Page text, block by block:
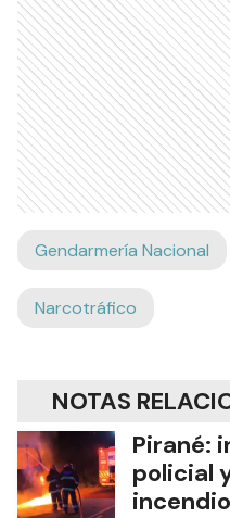
Gendarmería Nacional
Narcotráfico
NOTAS
Pirané:
policial